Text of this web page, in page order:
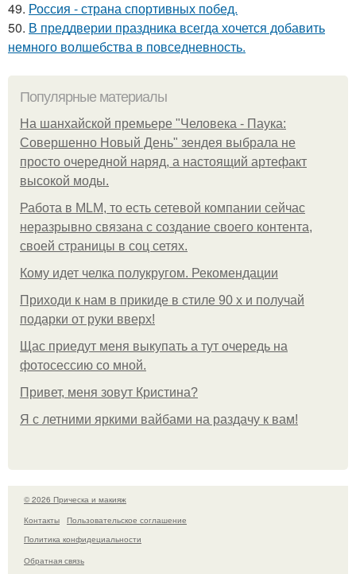
49. Россия - страна спортивных побед.
50. В преддверии праздника всегда хочется добавить
немного волшебства в повседневность.
Популярные материалы
На шанхайской премьере "Человека - Паука:
Совершенно Новый День" зендея выбрала не
просто очередной наряд, а настоящий артефакт
высокой моды.
Работа в MLM, то есть сетевой компании сейчас
неразрывно связана с создание своего контента,
своей страницы в соц сетях.
Кому идет челка полукругом. Рекомендации
Приходи к нам в прикиде в стиле 90 х и получай
подарки от руки вверх!
Щас приедут меня выкупать а тут очередь на
фотосессию со мной.
Привет, меня зовут Кристина?
Я с летними яркими вайбами на раздачу к вам!
© 2026 Прическа и макияж
Контакты
Пользовательское соглашение
Политика конфидециальности
Обратная связь